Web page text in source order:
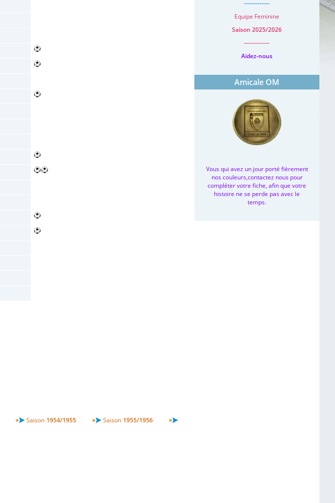
Saison 1954/1955 Saison 1955/1956
-------------
Equipe Feminine
Saison 2025/2026
-------------
Aidez-nous
Amicale OM
Vous qui avez un jour porté fièrement
nos couleurs,contactez nous pour
compléter votre fiche, afin que votre
histoire ne se perde pas avec le
temps.